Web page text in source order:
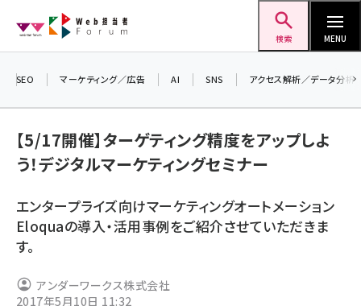
ン
検索 MENU
ai (2799)
セミナー (2296)
SEO マーケティング／広告 AI SNS アクセス解析／データ分析
【5/17開催】ターゲティング精度をアップしよ
う！デジタルマーケティングセミナー
エンタープライズ向けマーケティングオートメーション
Eloquaの導入・活用事例をご紹介させていただきま
す。
アンダーワークス株式会社
2017年5月10日 11:32